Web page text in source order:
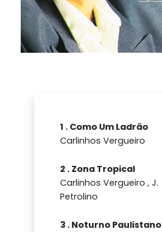
1 . Como Um Ladrão
Carlinhos Vergueiro
2 . Zona Tropical
Carlinhos Vergueiro , J.
Petrolino
3 . Noturno Paulistano